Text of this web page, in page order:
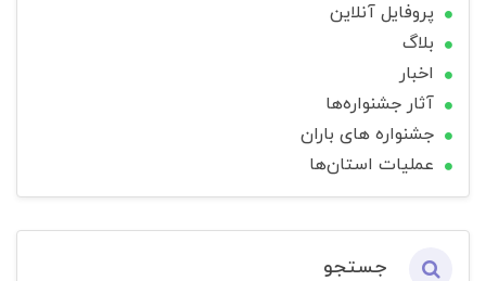
پروفایل آنلاین
بلاگ
اخبار
آثار جشنواره‌ها
جشنواره های باران
عملیات استان‌ها
جستجو